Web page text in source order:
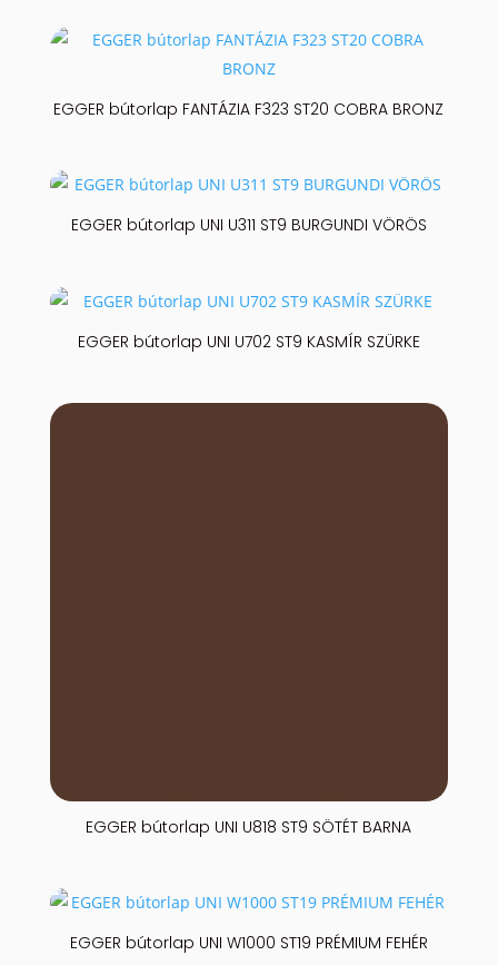
EGGER bútorlap FANTÁZIA F323 ST20 COBRA BRONZ
EGGER bútorlap UNI U311 ST9 BURGUNDI VÖRÖS
EGGER bútorlap UNI U702 ST9 KASMÍR SZÜRKE
EGGER bútorlap UNI U818 ST9 SÖTÉT BARNA
EGGER bútorlap UNI W1000 ST19 PRÉMIUM FEHÉR